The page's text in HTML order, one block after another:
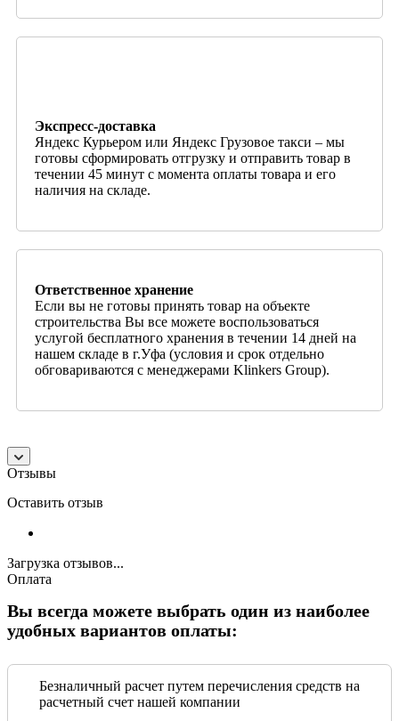
Экспресс-доставка
Яндекс Курьером или Яндекс Грузовое такси – мы
готовы сформировать отгрузку и отправить товар в
течении 45 минут с момента оплаты товара и его
наличия на складе.
Ответственное хранение
Если вы не готовы принять товар на объекте
строительства Вы все можете воспользоваться
услугой бесплатного хранения в течении 14 дней на
нашем складе в г.Уфа (условия и срок отдельно
обговариваются с менеджерами Klinkers Group).
Отзывы
Оставить отзыв
Загрузка отзывов...
Оплата
Вы всегда можете выбрать один из наиболее
удобных вариантов оплаты:
Безналичный расчет путем перечисления средств на
расчетный счет нашей компании